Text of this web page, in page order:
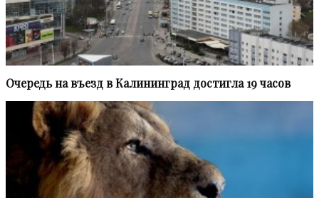
Очередь на въезд в Калининград достигла 19 часов